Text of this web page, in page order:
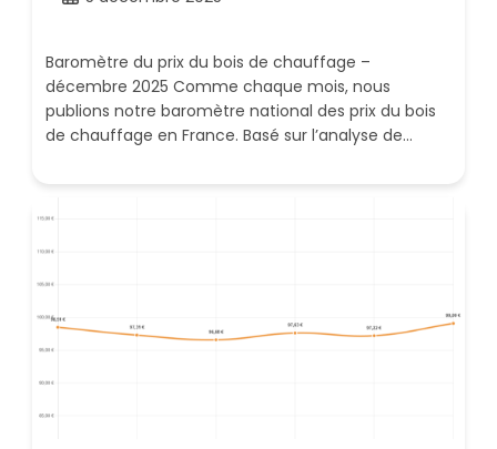
Baromètre du prix du bois de chauffage –
décembre 2025 Comme chaque mois, nous
publions notre baromètre national des prix du bois
de chauffage en France. Basé sur l’analyse de…